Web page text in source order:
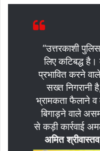
“उत्तरकाशी
लिए कटिबद्ध है।
प्रभावित करने
सख्त निगरानी
भ्रामकता फैलाने व
बिगाड़ने वाले
से कड़ी कार्रवाई
अमित